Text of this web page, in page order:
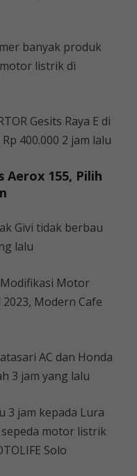
banyak produk
listrik di
Gesits Raya E di
400.000 2 jam lalu
Aerox 155, Pilih
Givi tidak berbau
lalu
Modifikasi Motor
Modern Cafe
AC dan Honda
3 jam yang lalu
3 jam kepada Lura
motor listrik
Solo